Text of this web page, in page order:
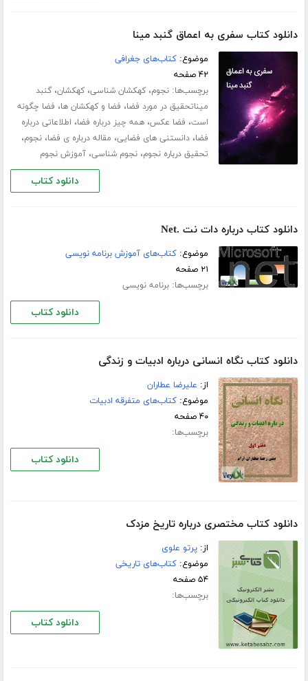
دانلود کتاب سفری به اعماق گنبد مینا
موضوع:کتاب‌های جغرافی
۴۲ صفحه
برچسب‌ها:نجوم،کهکشان شناسی،کهکشان،گنبد
میناتحقیق در مورد فضا، فضا و کهکشان ها، فضا چگونه
است، فضا عکس،همه چیز درباره فضا، اطلاعاتی درباره
فضا،دانستنی های فضایی، مقاله درباره ی فضا،نجوم،
تحقیق درباره نجوم،نجوم شناسی،آموزش نجوم
دانلود کتاب
دانلود کتاب درباره دات نت .Net
موضوع:کتاب‌های آموزش برنامه نویسی
۲۱ صفحه
برچسب‌ها:برنامه نویسی
دانلود کتاب
دانلود کتاب نگاه انسانی درباره ادبیات و زندگی
از: علیرضا عطاران
موضوع:کتاب‌های متفرقه ادبیات
۴۰ صفحه
برچسب‌ها:
دانلود کتاب
دانلود کتاب مختصری درباره تاریخ مزدک
از:پرتو علوی
موضوع:کتاب‌های تاریخی
۵۴ صفحه
برچسب‌ها:
دانلود کتاب